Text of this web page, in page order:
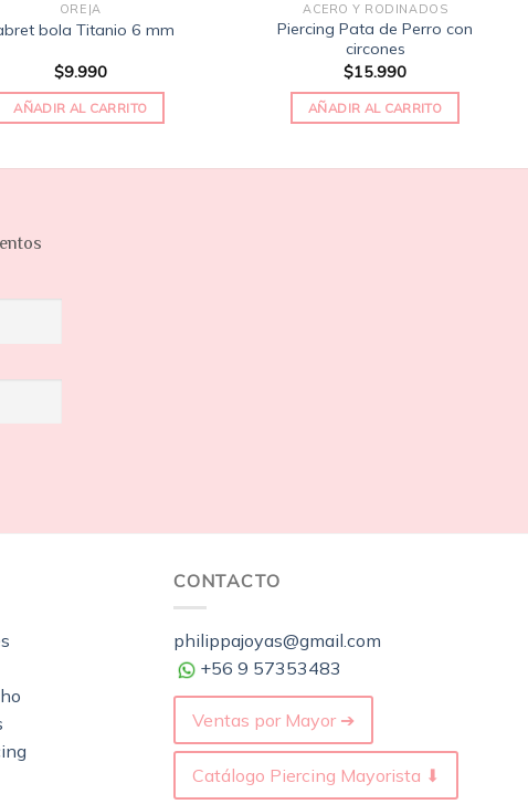
OREJA
bola Titanio 6 mm
$9.990
AÑADIR AL CARRITO
ACERO Y RODINADOS
Piercing Pata de Perro con
circones
$15.990
AÑADIR AL CARRITO
CONTACTO
philippajoyas@gmail.com
+56 9 57353483
Ventas por Mayor ➔
Catálogo Piercing Mayorista ⬇